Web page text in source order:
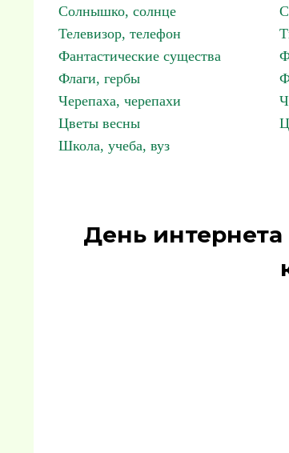
Солнышко, солнце
Телевизор, телефон
Фантастические существа
Флаги, гербы
Черепаха, черепахи
Цветы весны
Школа, учеба, вуз
День